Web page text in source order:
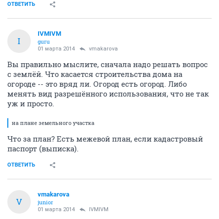
ОТВЕТИТЬ
I
IVMIVM
guru
01 марта 2014 vmakarova
Вы правильно мыслите, сначала надо решать вопрос
с землёй. Что касается строительства дома на
огороде -- это вряд ли. Огород есть огород. Либо
менять вид разрешённого использования, что не так
уж и просто.
на плане земельного участка
Что за план? Есть межевой план, если кадастровый
паспорт (выписка).
ОТВЕТИТЬ
V
vmakarova
junior
01 марта 2014 IVMIVM